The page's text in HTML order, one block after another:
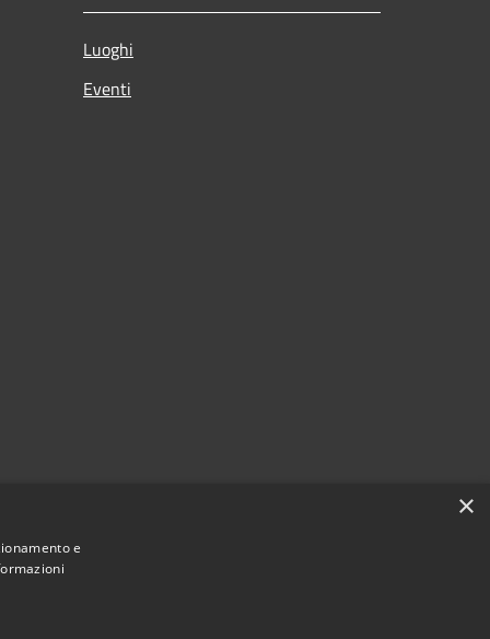
Luoghi
Eventi
×
e